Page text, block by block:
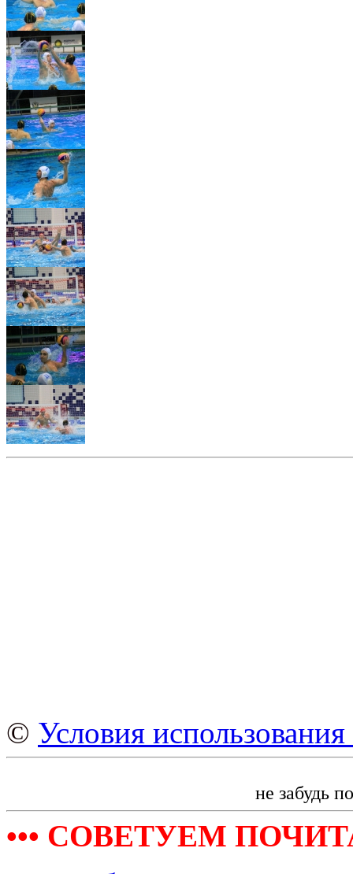
© Условия
не забудь
••• СОВЕТУЕМ